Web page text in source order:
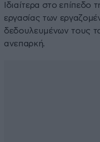
Ιδιαίτερα στο
εργασίας των
δεδουλευμένων τους τα
ανεπαρκή.